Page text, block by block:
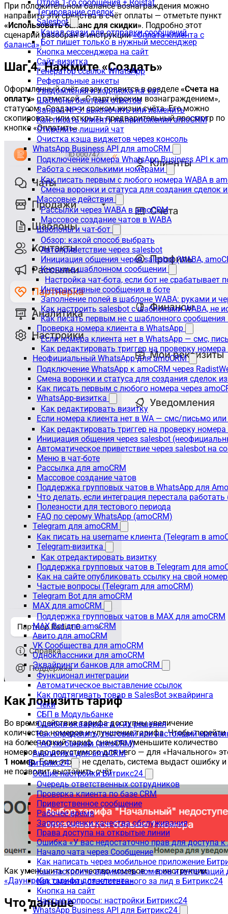
Отлов 1-го сообщения + Roistat
Тегирование сделок
Salesbot
Канал связи для отправки сообщений
Бот пишет только в нужный мессенджер
Кнопка мессенджера на сайт
Сайт-визитка
Генератор ссылок WhatsApp
Реферальные анкеты
Уведомления и подписка на чат
Шаблоны быстрых ответов
Запрос NPS: выключить или изменить
Как писать клиенту из приложения amoCRM
Открепить лишний чат
Очистка кэша виджетов через консоль
WhatsApp Business API для amoCRM
Подключение номера WhatsApp Business API к
Работа с несколькими номерами
Как писать первым с любого номера WABA в
Смена воронки и статуса для создания сделок
Массовые действия
Рассылки через WABA в amoCRM
Массовое создание чатов в WABA
Шаблоны и чат-бот
Обзор: какой способ выбрать
Автоприветствие через salesbot
Инициация общения через salesbot (WABA,
Кнопки в шаблонном сообщении
Настройка чат-бота, если бот не срабатывает
Интерактивные сообщения в боте
Заполнение полей в шаблоне WABA: руками и
Как настроить salesbot с шаблонами WABA, не
Как писать первым не с шаблонного сообщения
Проверка номера клиента в WhatsApp
Если номера клиента нет в WhatsApp — смс,
Как редактировать триггер на проверку номера
Неофициальный WhatsApp для amoCRM
Подключение WhatsApp к amoCRM через
Смена воронки и статуса для создания сделок
Как писать первым с любого номера через
WhatsApp-визитка
Как редактировать визитку
Если номера клиента нет в WA — смс/письмо
Как редактировать триггер на проверку
Инициация общения через salesbot
Автоматическое приветствие через salesbot на
Меню в чат-боте
Рассылка для amoCRM
Массовое создание чатов
Поддержка групповых чатов в WhatsApp для
Что делать, если интеграция перестала
Полезности для тестового периода
FAQ по серому WhatsApp (amoCRM)
Telegram для amoCRM
Как писать на username клиента (Telegram в
Telegram-визитка
Как отредактировать визитку
Поддержка групповых чатов в Telegram для
Как на сайте опубликовать ссылку на свой
Частые вопросы (Telegram для amoCRM)
Telegram Bot для amoCRM
MAX для amoCRM
Поддержка групповых чатов в MAX для amoCRM
MAX Bot для amoCRM
Авито для amoCRM
VK Сообщества для amoCRM
Одноклассники для amoCRM
Эквайринги банков для amoCRM
Функционал интеграции
Автоматическое выставление ссылок
Как подтягивать товар в SalesBot эквайринга
Чеки
СБП в Модульбанке
Ошибки эквайринга и их решения
Как определить, тестовый или настоящий
FAQ по банкам (amoCRM)
Аналитика для amoCRM
Битрикс24
Общие настройки Битрикс24
Очередь ответственных сотрудников
Проверка клиента по базе CRM
Приветственное сообщение
Рабочее время
Запрос оценки качества обслуживания
Права доступа на открытые линии
Ошибка «У вас недостаточно прав для доступа
Начало чата через Сообщение
Как написать через мобильное приложение
Как настроить видимость номеров и
Как сменить ответственного за лид в Битрикс24
Кнопка на сайт
Частые вопросы: настройки Битрикс24
WhatsApp Business API для Битрикс24
При положительном балансе вознаграждения можно
направить эти средства в счёт оплаты — отметьте пункт
«Использовать баланс для скидки». Подробно этот
сценарий разобран в инструкции«Оплата клиента с
баланса».
Шаг 4. Нажмите «Создать»
Оформленный счёт сразу появится в разделе «Счета на
оплату» с отметкой «С партнёрским вознаграждением»,
статусом «Создан» и сроком жизни счёта. Его можно
скопировать или открыть предварительный просмотр по
кнопке «Оплатить».
Как понизить тариф
Во время действия тарифа доступны увеличение
количества номеров и улучшение тарифа. Чтобы перейти
на более низкий тариф, сначала уменьшите количество
номеров до допустимого для него — для «Начального»
1 номер. Если этого не сделать, система выдаст ошибку и
не позволит выставить счёт.
Как уменьшить количество номеров — в инструкции
«Даунгрейд тарифа для клиента».
Что дальше